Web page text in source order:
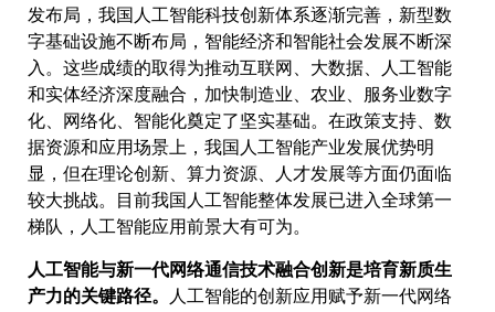
发布局，我国人工智能科技创新体系逐渐完善，新型数
字基础设施不断布局，智能经济和智能社会发展不断深
入。这些成绩的取得为推动互联网、大数据、人工智能
和实体经济深度融合，加快制造业、农业、服务业数字
化、网络化、智能化奠定了坚实基础。在政策支持、数
据资源和应用场景上，我国人工智能产业发展优势明
显，但在理论创新、算力资源、人才发展等方面仍面临
较大挑战。目前我国人工智能整体发展已进入全球第一
梯队，人工智能应用前景大有可为。
人工智能与新一代网络通信技术融合创新是培育新质生
产力的关键路径。
人工智能的创新应用赋予新一代网络